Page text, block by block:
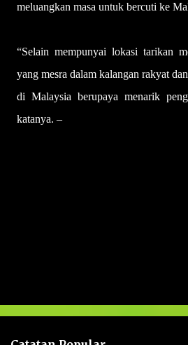
meluangkan masa untuk bercuti ke
“Selain mempunyai lokasi tarikan
yang mesra dalam kalangan rakyat
di Malaysia berupaya menarik
katanya. –
a
n